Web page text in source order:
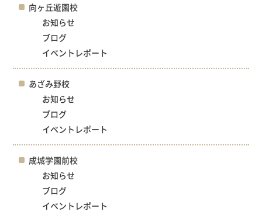
向ヶ丘遊園校
お知らせ
ブログ
イベントレポート
あざみ野校
お知らせ
ブログ
イベントレポート
成城学園前校
お知らせ
ブログ
イベントレポート